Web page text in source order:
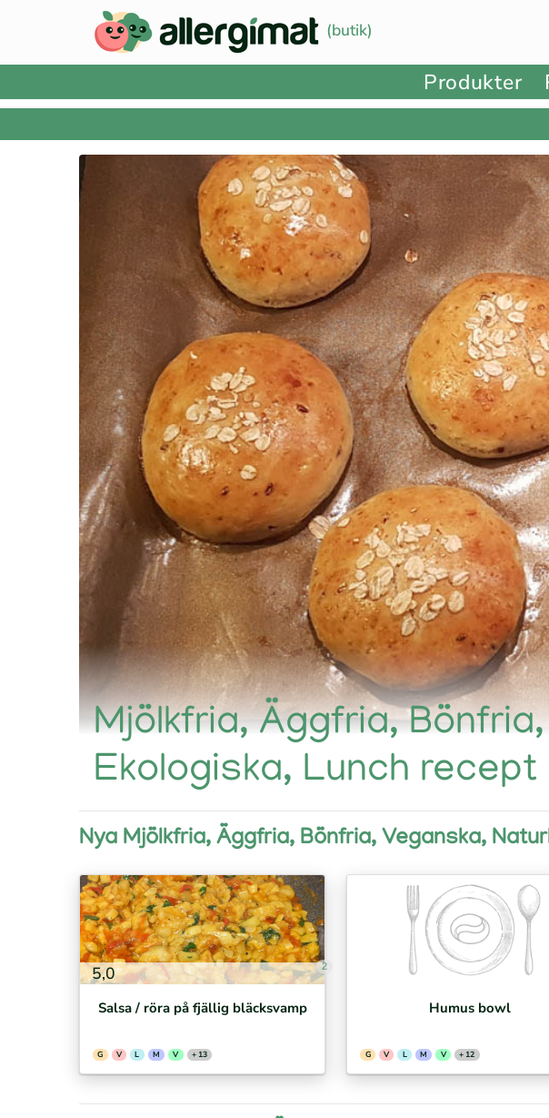
(butik)
Produkter
Mjölkfria, Äggfria,
Ekologiska, Lunch recept
Nya Mjölkfria, Äggfria, Bönfria, Veganska,
5,0 2
Salsa / röra på fjällig bläcksvamp
G V L M V + 13
Humus bowl
G V L M V + 12